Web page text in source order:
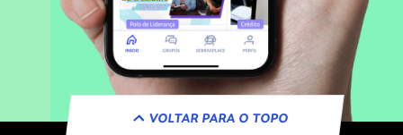
VOLTAR PARA O TOPO